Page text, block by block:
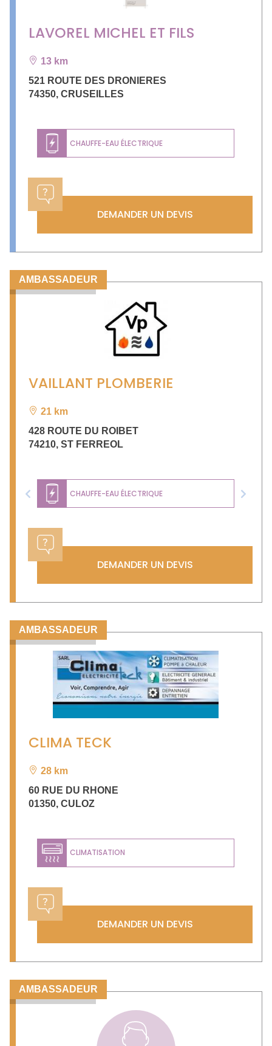
LAVOREL MICHEL ET FILS
13 km
521 ROUTE DES DRONIERES
74350, CRUSEILLES
CHAUFFE-EAU ÉLECTRIQUE
DEMANDER UN DEVIS
AMBASSADEUR
VAILLANT PLOMBERIE
21 km
428 ROUTE DU ROIBET
74210, ST FERREOL
CHAUFFE-EAU ÉLECTRIQUE
Previous Next
DEMANDER UN DEVIS
AMBASSADEUR
CLIMA TECK
28 km
60 RUE DU RHONE
01350, CULOZ
CLIMATISATION
DEMANDER UN DEVIS
AMBASSADEUR